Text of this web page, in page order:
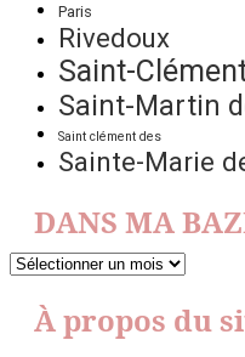
Paris
Rivedoux
Saint-
Saint-Martin
Saint clément des
Sainte-Marie
DANS MA
DANS
BAZENNE
(ARCHIVES)
À propos du